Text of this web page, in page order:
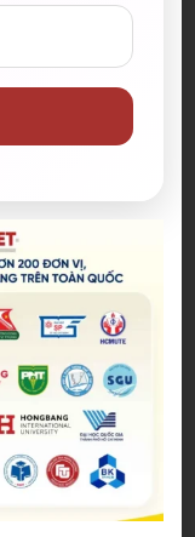
MCU trở
sự nghiệp
lớn từ một
nữ sinh
Trang
lời hẹn
nhận là